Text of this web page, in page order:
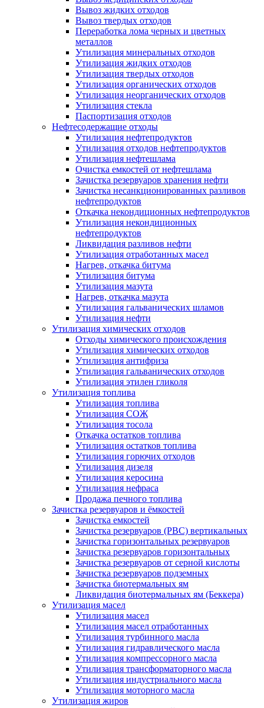
Вывоз жидких отходов
Вывоз твердых отходов
Переработка лома черных и цветных
металлов
Утилизация минеральных отходов
Утилизация жидких отходов
Утилизация твердых отходов
Утилизация органических отходов
Утилизация неорганических отходов
Утилизация стекла
Паспортизация отходов
Нефтесодержащие отходы
Утилизация нефтепродуктов
Утилизация отходов нефтепродуктов
Утилизация нефтешлама
Очистка емкостей от нефтешлама
Зачистка резервуаров хранения нефти
Зачистка несанкционированных разливов
нефтепродуктов
Откачка некондиционных нефтепродуктов
Утилизация некондиционных
нефтепродуктов
Ликвидация разливов нефти
Утилизация отработанных масел
Нагрев, откачка битума
Утилизация битума
Утилизация мазута
Нагрев, откачка мазута
Утилизация гальванических шламов
Утилизация нефти
Утилизация химических отходов
Отходы химического происхождения
Утилизация химических отходов
Утилизация антифриза
Утилизация гальванических отходов
Утилизация этилен гликоля
Утилизация топлива
Утилизация топлива
Утилизация СОЖ
Утилизация тосола
Откачка остатков топлива
Утилизация остатков топлива
Утилизация горючих отходов
Утилизация дизеля
Утилизация керосина
Утилизация нефраса
Продажа печного топлива
Зачистка резервуаров и ёмкостей
Зачистка емкостей
Зачистка резервуаров (РВС) вертикальных
Зачистка горизонтальных резервуаров
Зачистка резервуаров горизонтальных
Зачистка резервуаров от серной кислоты
Зачистка резервуаров подземных
Зачистка биотермальных ям
Ликвидация биотермальных ям (Беккера)
Утилизация масел
Утилизация масел
Утилизация масел отработанных
Утилизация турбинного масла
Утилизация гидравлического масла
Утилизация компрессорного масла
Утилизация трансформаторного масла
Утилизация индустриального масла
Утилизация моторного масла
Утилизация жиров